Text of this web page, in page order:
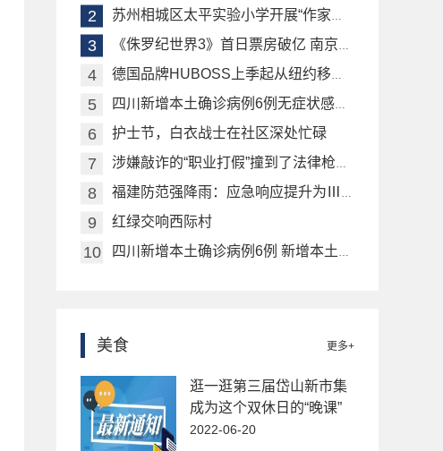
苏州相城区太平实验小学开展“作家进校园”专题活动
《侏罗纪世界3》首日票房破亿 南京多家影院热闹起来了
德国品牌HUBOSS上季起从纽约移师米兰办秀 将聚焦在各世代团结与平等的风格理念
四川新增本土确诊病例6例无症状感染者94例
护士节，白衣战士在社区深处忙碌
涉嫌敲诈的“职业打假”撞到了法律枪口上
福建防范强降雨：应急响应提升为Ⅲ级 转移逾万人
红绿交响西际村
四川新增本土确诊病例6例 新增本土无症状感染者94例
美食 更多+
逛一逛第三届岱山新市集
成为这个双休日的“晚课”
2022-06-20